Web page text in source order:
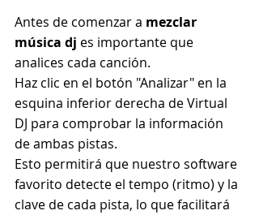
Antes de comenzar a mezclar
música dj es importante que
analices cada canción.
Haz clic en el botón "Analizar" en la
esquina inferior derecha de Virtual
DJ para comprobar la información
de ambas pistas.
Esto permitirá que nuestro software
favorito detecte el tempo (ritmo) y la
clave de cada pista, lo que facilitará